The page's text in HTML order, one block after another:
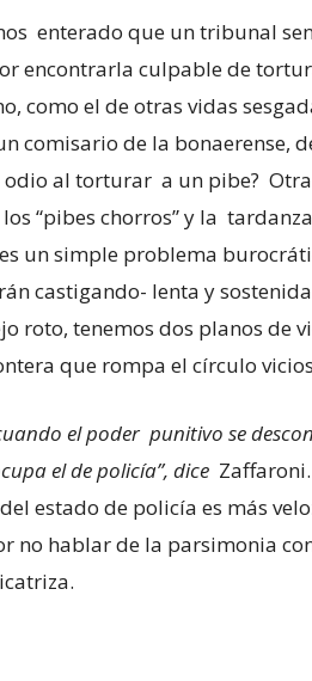
enterado que un tribunal
encontrarla culpable de
como el de otras vidas
comisario de la bonaerense,
odio al torturar a un pibe?
“pibes chorros” y la
un simple problema
castigando- lenta y
roto, tenemos dos planos de
que rompa el círculo
el poder punitivo se
el de policía”, dice
estado de policía es más
no hablar de la parsimonia